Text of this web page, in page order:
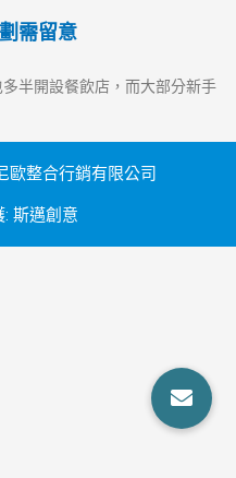
需留意
半開設餐飲店，而大部分新手
歐整合行銷有限公司
: 斯邁創意